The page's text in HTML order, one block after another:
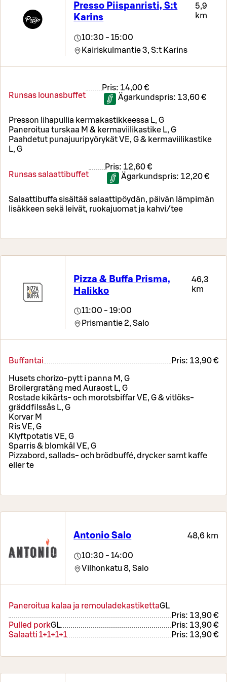
Presso Piispanristi, S:t
Karins
5,9
km
10:30 - 15:00
Kairiskulmantie 3, S:t Karins
Runsas lounasbuffet
Pris: 14,00 €
Ägarkundspris: 13,60 €
Presson lihapullia kermakastikkeessa L, G
Paneroitua turskaa M & kermaviilikastike L, G
Paahdetut punajuuripyörykät VE, G & kermaviilikastike
L, G
Runsas salaattibuffet
Pris: 12,60 €
Ägarkundspris: 12,20 €
Salaattibuffa sisältää salaattipöydän, päivän lämpimän
lisäkkeen sekä leivät, ruokajuomat ja kahvi/tee
Pizza & Buffa Prisma,
Halikko
46,3
km
11:00 - 19:00
Prismantie 2, Salo
Buffantai Pris: 13,90 €
Husets chorizo-pytt i panna M, G
Broilergratäng med Auraost L, G
Rostade kikärts- och morotsbiffar VE, G & vitlöks-
gräddfilssås L, G
Korvar M
Ris VE, G
Klyftpotatis VE, G
Sparris & blomkål VE, G
Pizzabord, sallads- och brödbuffé, drycker samt kaffe
eller te
Antonio Salo 48,6 km
10:30 - 14:00
Vilhonkatu 8, Salo
Paneroitua kalaa ja remouladekastikettaGL
Pris: 13,90 €
Pulled porkGL Pris: 13,90 €
Salaatti 1+1+1+1
Pris: 13,90 €